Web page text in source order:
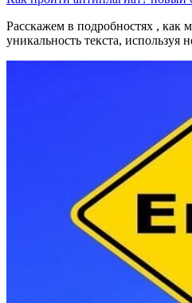
Расскажем в подробностях , как
уникальность текста, используя